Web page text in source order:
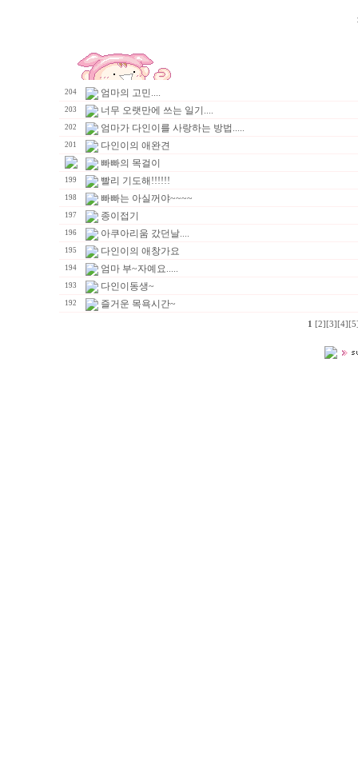
204 엄마의 고민....
203 너무 오랫만에 쓰는 일기....
202 엄마가 다인이를 사랑하는 방법.....
201
다인이의 애완견
빠빠의 목걸이
199 빨리 기도해!!!!!!
198 빠빠는 아실꺼야~~~~
197 종이접기
196 아쿠아리움 갔던날....
195 다인이의 애창가요
194 엄마 부~자예요.....
193 다인이동생~
192 즐거운 목욕시간~
1 [2] [3] [4]